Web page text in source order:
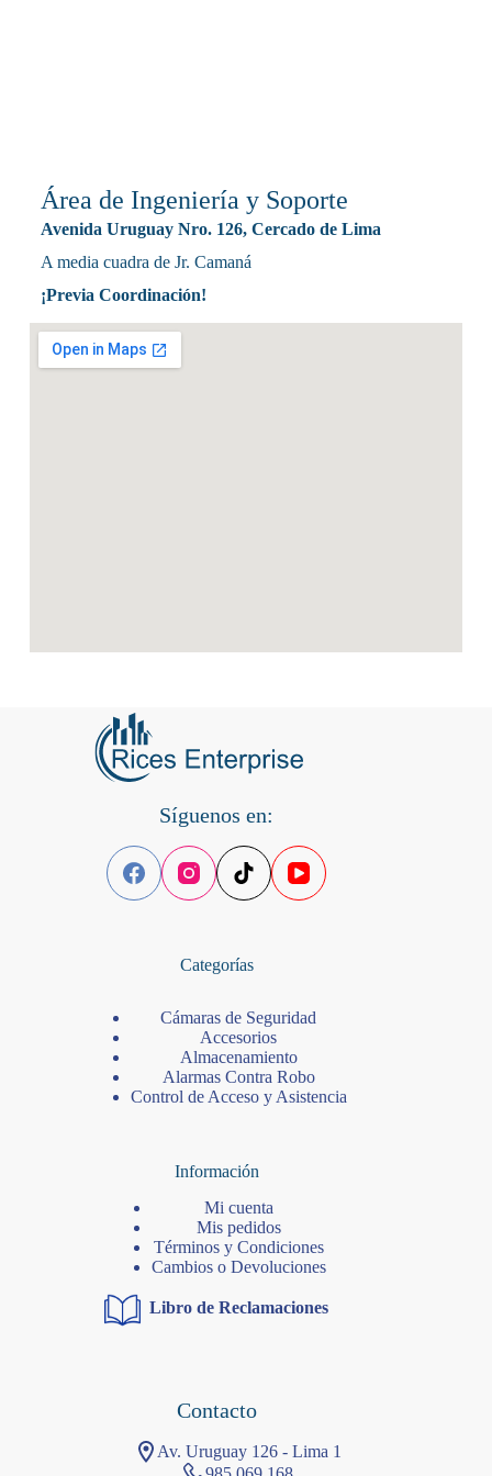
Área de Ingeniería y Soporte
Avenida Uruguay Nro. 126, Cercado de Lima
A media cuadra de Jr. Camaná
¡Previa Coordinación!
Síguenos en:
Categorías
Cámaras de Seguridad
Accesorios
Almacenamiento
Alarmas Contra Robo
Control de Acceso y Asistencia
Información
Mi cuenta
Mis pedidos
Términos y Condiciones
Cambios o Devoluciones
Libro de Reclamaciones
Contacto
Av. Uruguay 126 - Lima 1